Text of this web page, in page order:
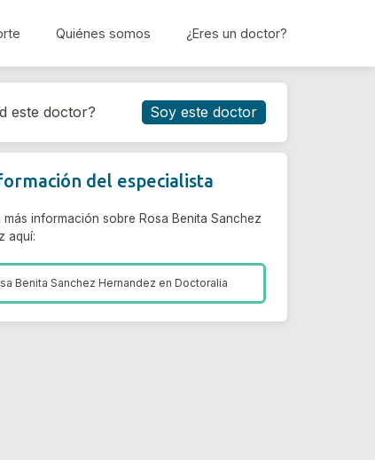
Quiénes somos ¿Eres un doctor?
Reservar cita
este doctor? Soy este doctor
del especialista
más información sobre Rosa Benita Sanchez
aquí:
Benita Sanchez Hernandez enDoctoralia